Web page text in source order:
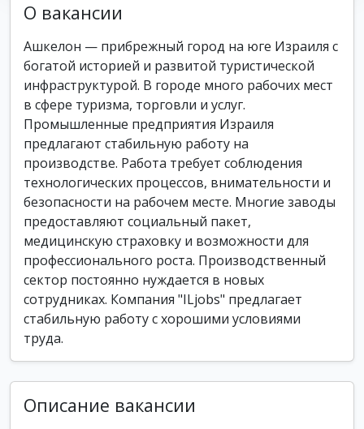
О вакансии
Ашкелон — прибрежный город на юге Израиля с
богатой историей и развитой туристической
инфраструктурой. В городе много рабочих мест
в сфере туризма, торговли и услуг.
Промышленные предприятия Израиля
предлагают стабильную работу на
производстве. Работа требует соблюдения
технологических процессов, внимательности и
безопасности на рабочем месте. Многие заводы
предоставляют социальный пакет,
медицинскую страховку и возможности для
профессионального роста. Производственный
сектор постоянно нуждается в новых
сотрудниках. Компания "ILjobs" предлагает
стабильную работу с хорошими условиями
труда.
Описание вакансии